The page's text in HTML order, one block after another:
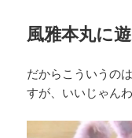
風雅本丸に
だからこういうの
すが、いいじゃん